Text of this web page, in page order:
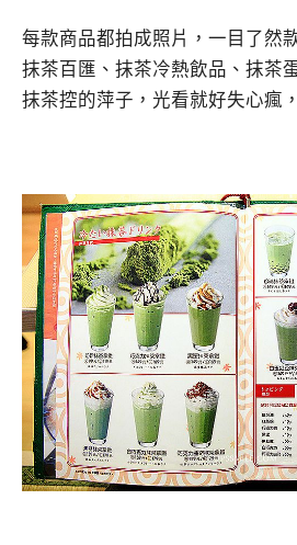
每款商品都拍成照片，一目了然
抹茶百匯、抹茶冷熱飲品、抹茶
抹茶控的萍子，光看就好失心瘋